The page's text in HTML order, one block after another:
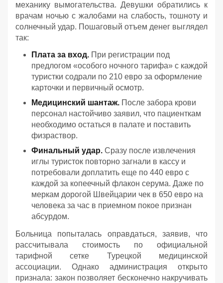
механику вымогательства. Девушки обратились к
врачам ночью с жалобами на слабость, тошноту и
солнечный удар. Пошаговый отъем денег выглядел
так:
Плата за вход. При регистрации под
предлогом «особого ночного тарифа» с каждой
туристки содрали по 210 евро за оформление
карточки и первичный осмотр.
Медицинский шантаж. После забора крови
персонал настойчиво заявил, что пациенткам
необходимо остаться в палате и поставить
физраствор.
Финальный удар. Сразу после извлечения
иглы туристок повторно загнали в кассу и
потребовали доплатить еще по 440 евро с
каждой за копеечный флакон серума. Даже по
меркам дорогой Швейцарии чек в 650 евро на
человека за час в приемном покое признан
абсурдом.
Больница попыталась оправдаться, заявив, что
рассчитывала стоимость по официальной
тарифной сетке Турецкой медицинской
ассоциации. Однако администрация открыто
признала: закон позволяет бесконечно накручивать